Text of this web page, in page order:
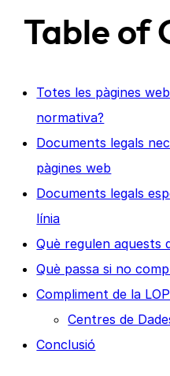
Table of
Totes les pàgines
normativa?
Documents legals
pàgines web
Documents legals
línia
Què regulen aquests
Què passa si no
Compliment de la
Centres de
Conclusió